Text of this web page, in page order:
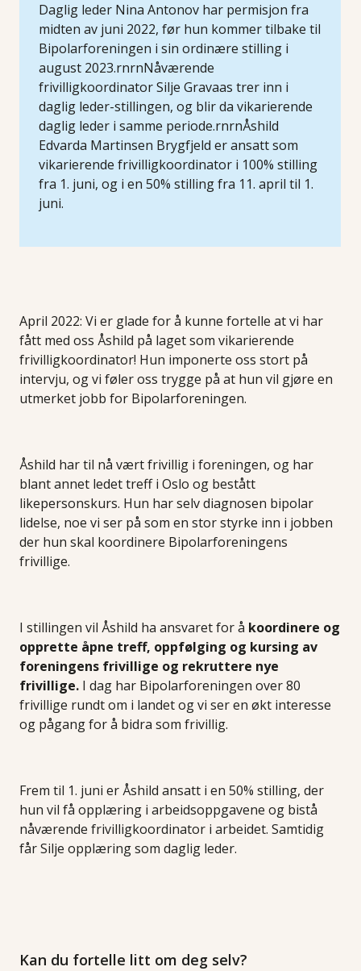
Daglig leder Nina Antonov har permisjon fra
midten av juni 2022, før hun kommer tilbake til
Bipolarforeningen i sin ordinære stilling i
august 2023.rnrnNåværende
frivilligkoordinator Silje Gravaas trer inn i
daglig leder-stillingen, og blir da vikarierende
daglig leder i samme periode.rnrnÅshild
Edvarda Martinsen Brygfjeld er ansatt som
vikarierende frivilligkoordinator i 100% stilling
fra 1. juni, og i en 50% stilling fra 11. april til 1.
juni.
April 2022: Vi er glade for å kunne fortelle at vi har
fått med oss Åshild på laget som vikarierende
frivilligkoordinator! Hun imponerte oss stort på
intervju, og vi føler oss trygge på at hun vil gjøre en
utmerket jobb for Bipolarforeningen.
Åshild har til nå vært frivillig i foreningen, og har
blant annet ledet treff i Oslo og bestått
likepersonskurs. Hun har selv diagnosen bipolar
lidelse, noe vi ser på som en stor styrke inn i jobben
der hun skal koordinere Bipolarforeningens
frivillige.
I stillingen vil Åshild ha ansvaret for å koordinere og
opprette åpne treff, oppfølging og kursing av
foreningens frivillige og rekruttere nye
frivillige. I dag har Bipolarforeningen over 80
frivillige rundt om i landet og vi ser en økt interesse
og pågang for å bidra som frivillig.
Frem til 1. juni er Åshild ansatt i en 50% stilling, der
hun vil få opplæring i arbeidsoppgavene og bistå
nåværende frivilligkoordinator i arbeidet. Samtidig
får Silje opplæring som daglig leder.
Kan du fortelle litt om deg selv?